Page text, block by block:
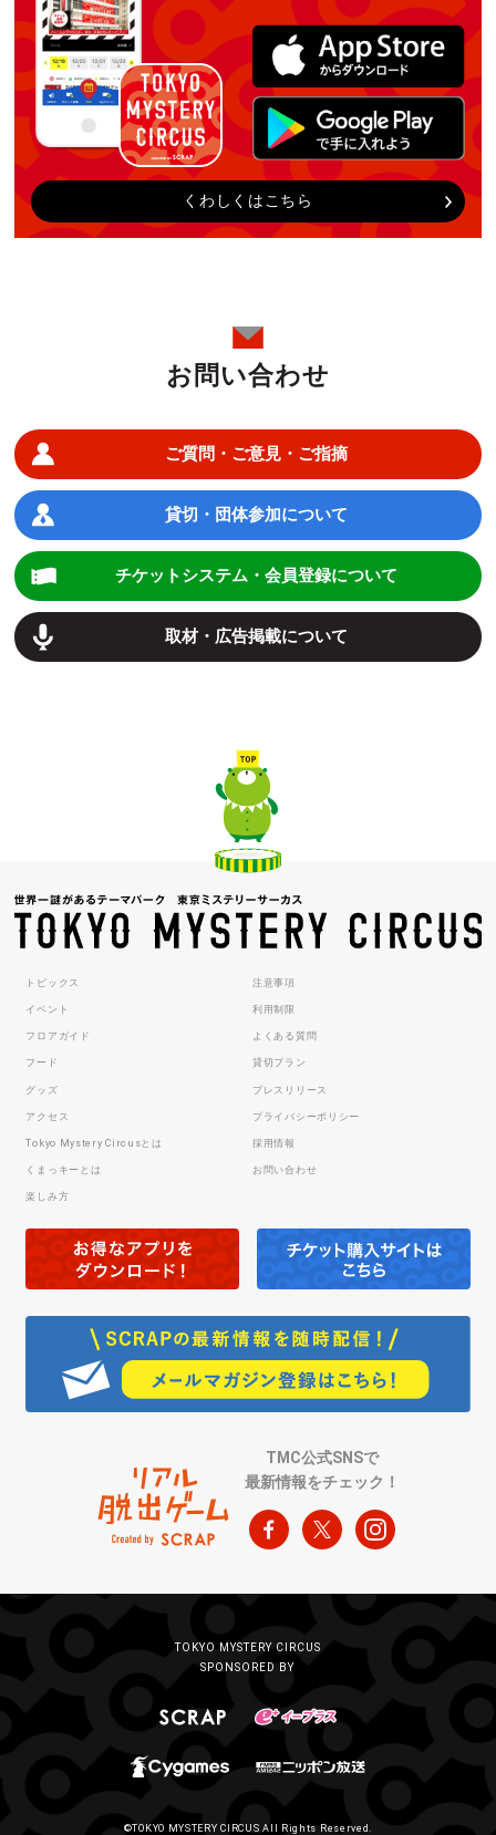
くわしくはこちら
お問い合わせ
ご質問・ご意見・ご指摘
貸切・団体参加について
チケットシステム・会員登録について
取材・広告掲載について
トピックス
イベント
フロアガイド
フード
グッズ
アクセス
Tokyo Mystery Circusとは
くまっキーとは
楽しみ方
注意事項
利用制限
よくある質問
貸切プラン
プレスリリース
プライバシーポリシー
採用情報
お問い合わせ
TMC公式SNSで
最新情報をチェック！
TOKYO MYSTERY CIRCUS
SPONSORED BY
©TOKYO MYSTERY CIRCUS All Rights Reserved.